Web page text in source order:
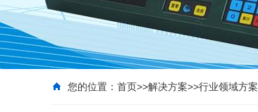
您的位置： 首页>>解决方案>>行业领域方案